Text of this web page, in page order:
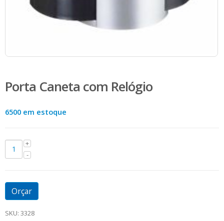
Porta Caneta com Relógio
6500 em estoque
Orçar
SKU: 3328